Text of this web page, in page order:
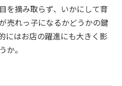
を摘み取らず、いかにして育
売れっ子になるかどうかの鍵
にはお店の躍進にも大きく影
か。